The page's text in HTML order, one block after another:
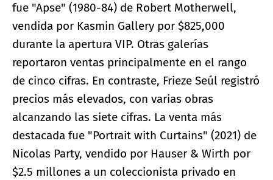
fue "Apse" (1980-84) de Robert Motherwell,
vendida por Kasmin Gallery por $825,000
durante la apertura VIP. Otras galerías
reportaron ventas principalmente en el rango
de cinco cifras. En contraste, Frieze Seúl registró
precios más elevados, con varias obras
alcanzando las siete cifras. La venta más
destacada fue "Portrait with Curtains" (2021) de
Nicolas Party, vendido por Hauser & Wirth por
$2.5 millones a un coleccionista privado en